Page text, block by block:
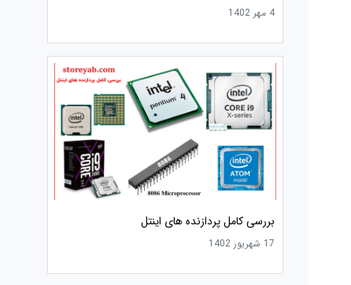
4 مهر 1402
بررسی کامل پردازنده های اینتل
17 شهریور 1402